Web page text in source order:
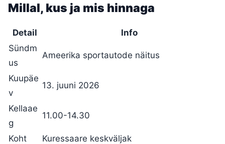
Millal, kus ja mis hinnaga
Detail
Info
Sündm
us
Ameerika sportautode näitus
Kuupäe
v
13. juuni 2026
Kellaae
g
11.00-14.30
Koht
Kuressaare keskväljak